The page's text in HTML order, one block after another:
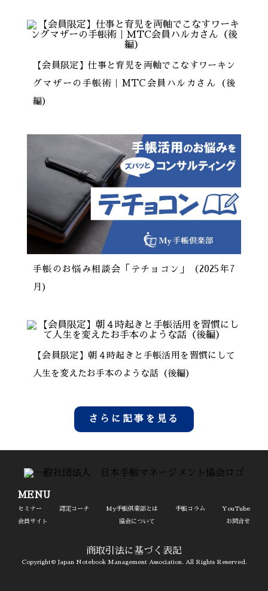
【会員限定】仕事と育児を両軸でこなすワーキン
グマザーの手帳術｜MTC会員ハルカさん（後
編）
手帳のお悩み相談会「テチョコン」（2025年7
月）
【会員限定】朝４時起きと手帳活用を習慣にして
人生を変えたお手本のような話（後編）
さらに記事を見る
MENU
セミナー 認定コーチ My手帳倶楽部とは 手帳コラム YouTube
会員サイト 協会について お問合せ
商取引法に基づく表記
Copyright© Japan Notebook Management Association. All Rights Reserved.